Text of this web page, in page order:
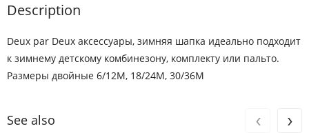
Description
Deux par Deux аксессуары, зимняя шапка идеально подходит
к зимнему детскому комбинезону, комплекту или пальто.
Размеры двойные 6/12M, 18/24M, 30/36M
See also ‹ ›